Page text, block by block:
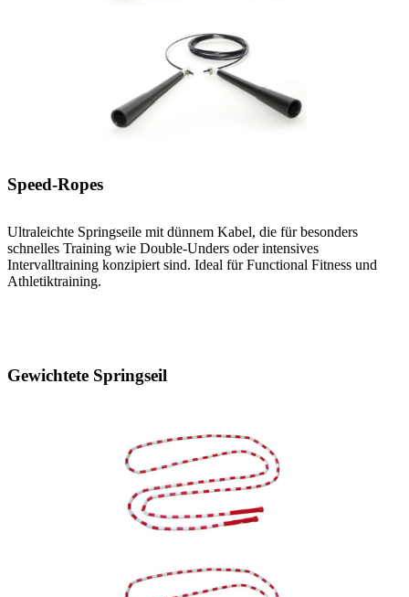
Speed-Ropes
Ultraleichte Springseile mit dünnem Kabel, die für besonders
schnelles Training wie Double-Unders oder intensives
Intervalltraining konzipiert sind. Ideal für Functional Fitness und
Athletiktraining.
Gewichtete Springseil